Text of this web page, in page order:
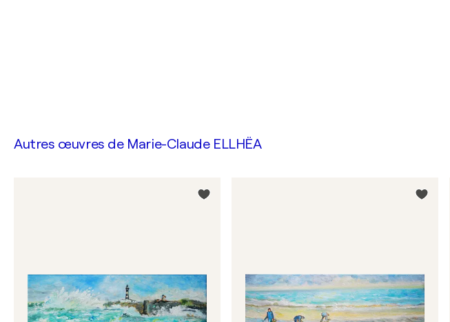
Autres œuvres de Marie-Claude ELLHËA